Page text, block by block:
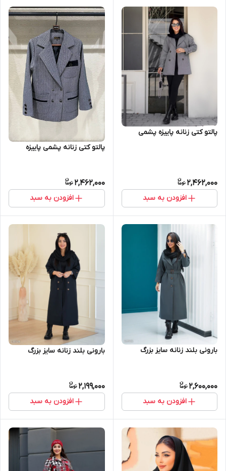
پالتو کتی زنانه پاییزه پشمی
2,462,000
افزودن به سبد
پالتو کتی زنانه پشمی پاییزه
2,462,000
افزودن به سبد
بارونی بلند زنانه سایز بزرگ
2,600,000
افزودن به سبد
بارونی بلند زنانه سایز بزرگ
2,199,000
افزودن به سبد